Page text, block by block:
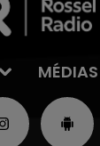
MÉDIAS